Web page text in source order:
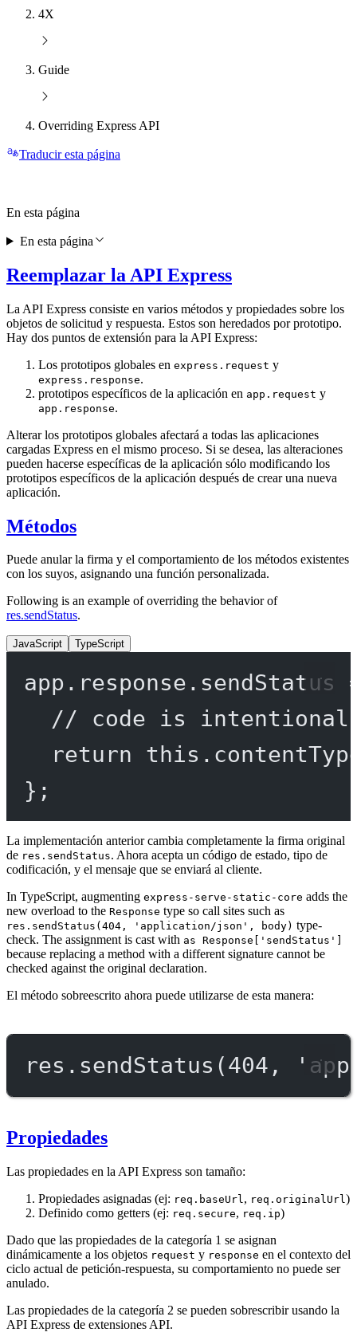
4X
Guide
Overriding Express API
Traducir esta página
Reemplazar la API Express
La API Express consiste en varios métodos y propiedades sobre los
objetos de solicitud y respuesta. Estos son heredados por prototipo.
Hay dos puntos de extensión para la API Express:
Los prototipos globales en express.request y
express.response.
prototipos específicos de la aplicación en app.request y
app.response.
Alterar los prototipos globales afectará a todas las aplicaciones
cargadas Express en el mismo proceso. Si se desea, las alteraciones
pueden hacerse específicas de la aplicación sólo modificando los
prototipos específicos de la aplicación después de crear una nueva
aplicación.
Métodos
Puede anular la firma y el comportamiento de los métodos existentes
con los suyos, asignando una función personalizada.
Following is an example of overriding the behavior of
res.sendStatus.
JavaScript TypeScript
app.response. sendStatus
// code is
return
this .
};
La implementación anterior cambia completamente la firma original
de res.sendStatus. Ahora acepta un código de estado, tipo de
codificación, y el mensaje que se enviará al cliente.
In TypeScript, augmenting express-serve-static-core adds the
new overload to the Response type so call sites such as
res.sendStatus(404, 'application/json', body) type-
check. The assignment is cast with as Response['sendStatus']
because replacing a method with a different signature cannot be
checked against the original declaration.
El método sobreescrito ahora puede utilizarse de esta manera:
res. sendStatus (404 ,
Propiedades
Las propiedades en la API Express son tamaño:
Propiedades asignadas (ej: req.baseUrl, req.originalUrl)
Definido como getters (ej: req.secure, req.ip)
Dado que las propiedades de la categoría 1 se asignan
dinámicamente a los objetos request y response en el contexto del
ciclo actual de petición-respuesta, su comportamiento no puede ser
anulado.
Las propiedades de la categoría 2 se pueden sobrescribir usando la
API Express de extensiones API.
En esta página
En esta página